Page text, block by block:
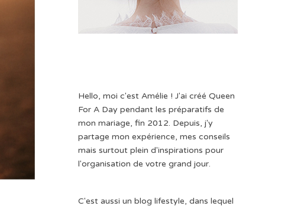
Hello, moi c'est Amélie ! J'ai créé Queen
For A Day pendant les préparatifs de
mon mariage, fin 2012. Depuis, j'y
partage mon expérience, mes conseils
mais surtout plein d'inspirations pour
l'organisation de votre grand jour.
C'est aussi un blog lifestyle, dans lequel